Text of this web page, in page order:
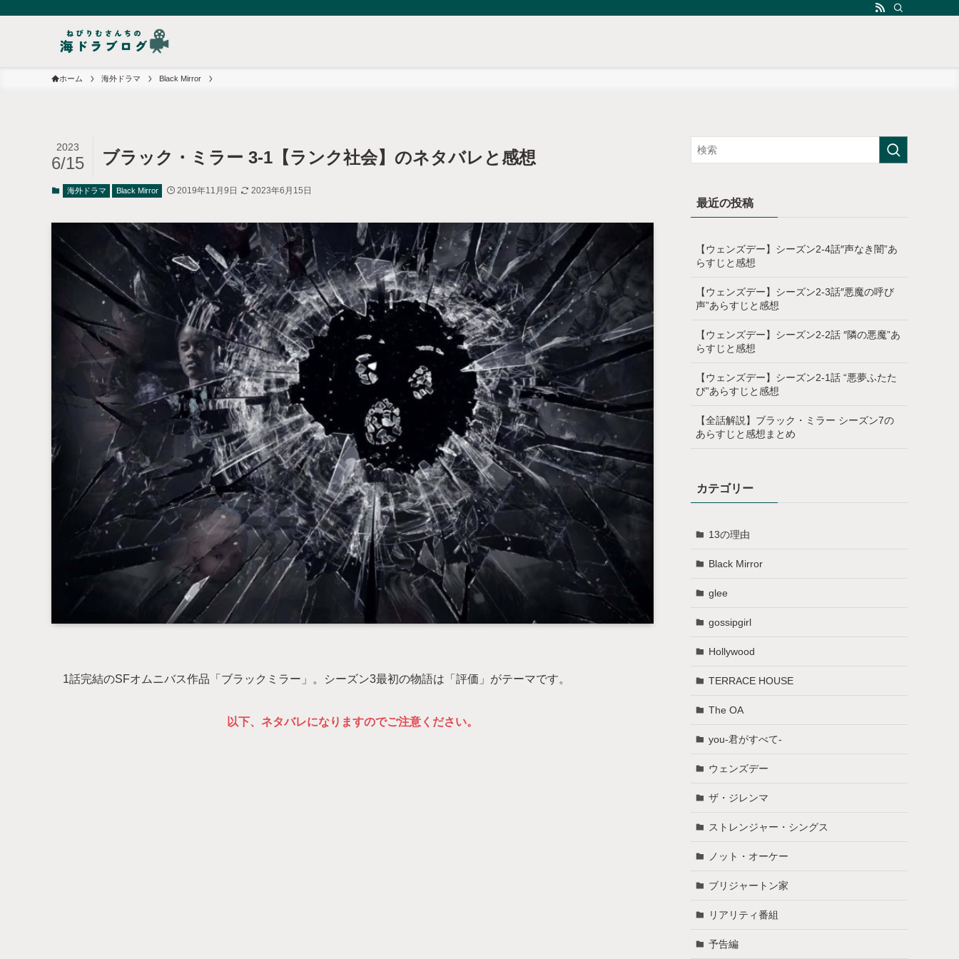
ホーム 海外ドラマ Black Mirror
ブラック・ミラー 3-1【ランク社会】のネタバレと感想
2023
6/15
海外ドラマ Black Mirror 2019年11月9日 2023年6月15日
1話完結のSFオムニバス作品「ブラックミラー」。シーズン3最初の物語は「評価」がテーマです。
以下、ネタバレになりますのでご注意ください。
最近の投稿
【ウェンズデー】シーズン2-4話″声なき闇”あ
らすじと感想
【ウェンズデー】シーズン2-3話″悪魔の呼び
声”あらすじと感想
【ウェンズデー】シーズン2-2話 ″隣の悪魔”あ
らすじと感想
【ウェンズデー】シーズン2-1話 “悪夢ふたた
び”あらすじと感想
【全話解説】ブラック・ミラー シーズン7の
あらすじと感想まとめ
カテゴリー
13の理由
Black Mirror
glee
gossipgirl
Hollywood
TERRACE HOUSE
The OA
you-君がすべて-
ウェンズデー
ザ・ジレンマ
ストレンジャー・シングス
ノット・オーケー
ブリジャートン家
リアリティ番組
予告編